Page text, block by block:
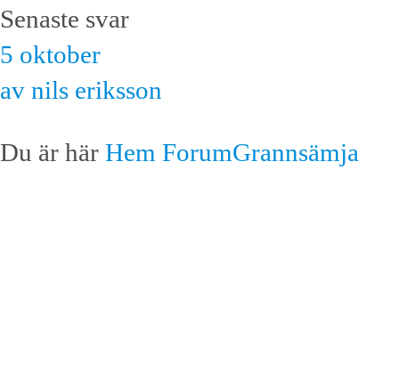
Senaste svar
5 oktober
av nils eriksson
Du är här Hem ForumGrannsämja